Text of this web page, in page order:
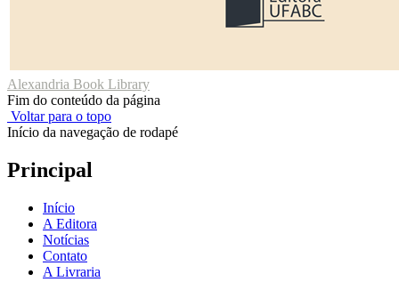
Alexandria Book Library
Fim do conteúdo da página
Voltar para o topo
Início da navegação de rodapé
Principal
Início
A Editora
Notícias
Contato
A Livraria